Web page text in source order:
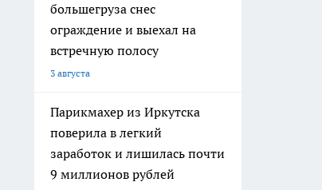
большегруза снес
ограждение и выехал на
встречную полосу
3 августа
Парикмахер из Иркутска
поверила в легкий
заработок и лишилась почти
9 миллионов рублей